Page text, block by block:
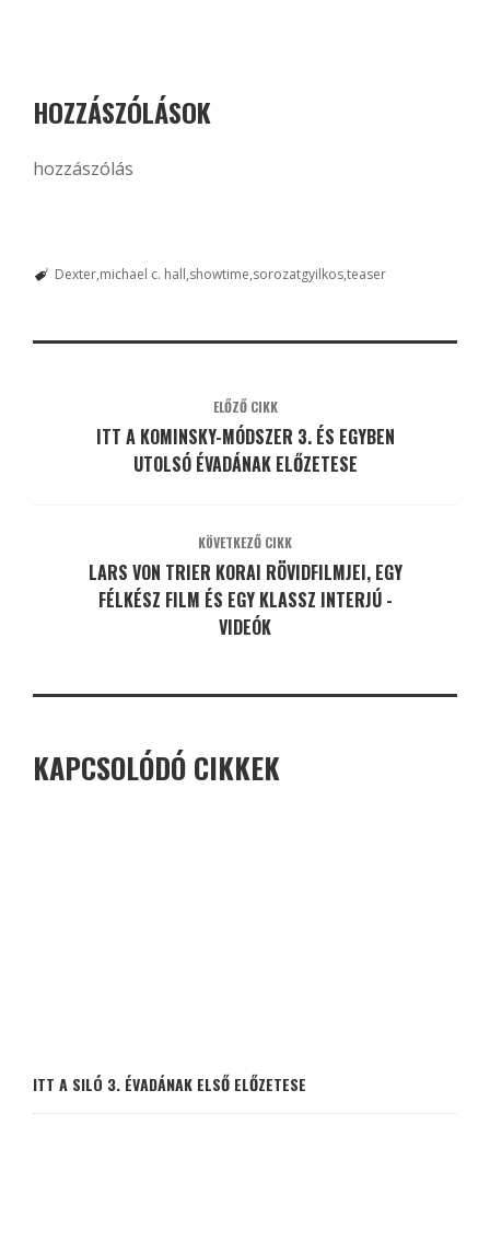
HOZZÁSZÓLÁSOK
hozzászólás
Dexter michael c. hall showtime sorozatgyilkosteaser
ELŐZŐ CIKK
ITT A KOMINSKY-MÓDSZER 3. ÉS EGYBEN
UTOLSÓ ÉVADÁNAK ELŐZETESE
KÖVETKEZŐ CIKK
LARS VON TRIER KORAI RÖVIDFILMJEI, EGY
FÉLKÉSZ FILM ÉS EGY KLASSZ INTERJÚ -
VIDEÓK
KAPCSOLÓDÓ CIKKEK
ITT A SILÓ 3. ÉVADÁNAK ELSŐ ELŐZETESE